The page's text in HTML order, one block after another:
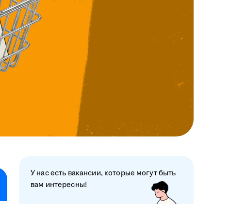
У нас есть вакансии, которые могут быть
вам интересны!